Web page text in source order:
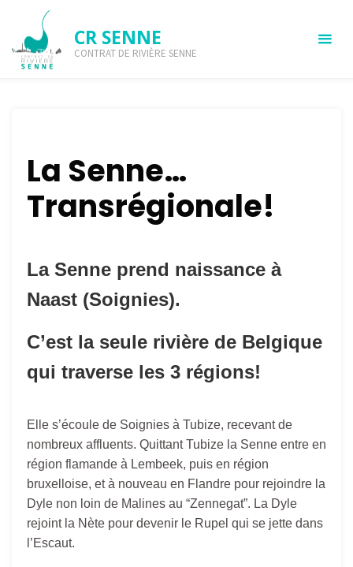
CR SENNE
CONTRAT DE RIVIÈRE SENNE
Le territoire
La Senne…
Transrégionale!
La Senne prend naissance à
Naast (Soignies).
C’est la seule rivière de Belgique
qui traverse les 3 régions!
Elle s’écoule de Soignies à Tubize, recevant de
nombreux affluents. Quittant Tubize la Senne entre en
région flamande à Lembeek, puis en région
bruxelloise, et à nouveau en Flandre pour rejoindre la
Dyle non loin de Malines au “Zennegat”. La Dyle
rejoint la Nète pour devenir le Rupel qui se jette dans
l’Escaut.